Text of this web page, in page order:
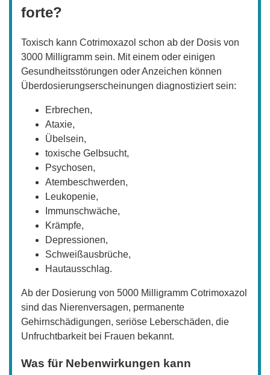
forte?
Toxisch kann Cotrimoxazol schon ab der Dosis von
3000 Milligramm sein. Mit einem oder einigen
Gesundheitsstörungen oder Anzeichen können
Überdosierungserscheinungen diagnostiziert sein:
Erbrechen,
Ataxie,
Übelsein,
toxische Gelbsucht,
Psychosen,
Atembeschwerden,
Leukopenie,
Immunschwäche,
Krämpfe,
Depressionen,
Schweißausbrüche,
Hautausschlag.
Ab der Dosierung von 5000 Milligramm Cotrimoxazol
sind das Nierenversagen, permanente
Gehirnschädigungen, seriöse Leberschäden, die
Unfruchtbarkeit bei Frauen bekannt.
Was für Nebenwirkungen kann